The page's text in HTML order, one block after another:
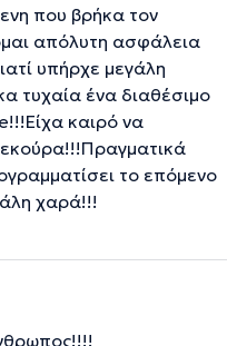
που βρήκα τον
απόλυτη ασφάλεια
υπήρχε μεγάλη
τυχαία ένα διαθέσιμο
καιρό να
το επόμενο
χαρά!!!